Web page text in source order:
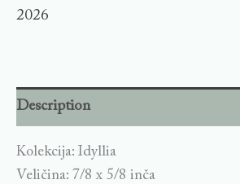
2026
Description
Kolekcija: Idyllia
Veličina: 7/8 x 5/8 inča